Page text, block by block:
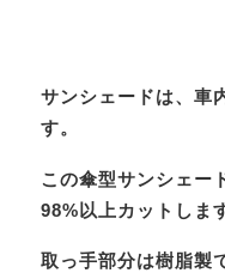
サンシェードは、車
す。
この傘型サンシェー
98%以上カットしま
取っ手部分は樹脂製